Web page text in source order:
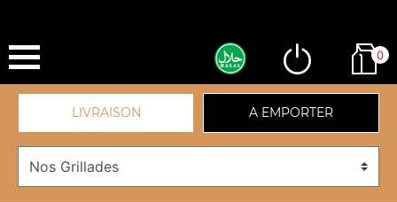
0
LIVRAISON A EMPORTER